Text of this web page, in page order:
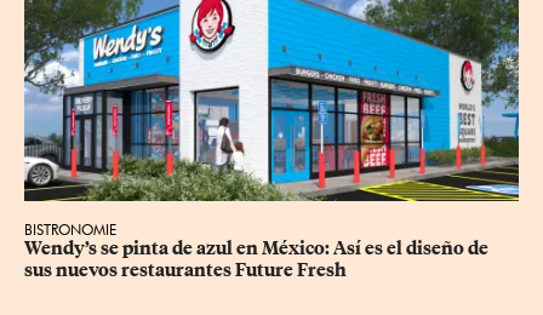
BISTRONOMIE
Wendy’s se pinta de azul en México: Así es el diseño de
sus nuevos restaurantes Future Fresh